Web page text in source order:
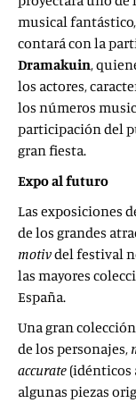
musical fantástico,
contará con la
Dramakuin,
los actores,
los números
participación del
gran fiesta.
Expo al futuro
Las exposiciones
de los grandes
motivdel festival
las mayores
España.
Una gran
de los personajes,
accurate (idénticos
algunas piezas